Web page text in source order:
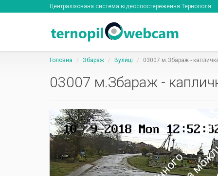
Централізована система відеоспостереження Тернополя
Головна Збараж Вулиці 03007 м.Збараж -
03007 м.Збараж -